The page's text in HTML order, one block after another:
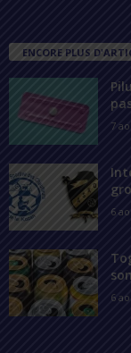
ENCORE PLUS
7
6
6